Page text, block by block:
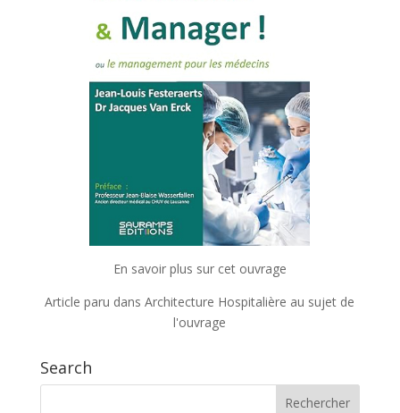
En savoir plus sur cet ouvrage
Article paru dans Architecture Hospitalière au sujet de
l'ouvrage
Search